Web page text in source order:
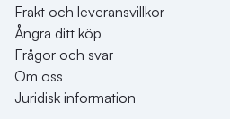
Frakt och leveransvillkor
Ångra ditt köp
Frågor och svar
Om oss
Juridisk information